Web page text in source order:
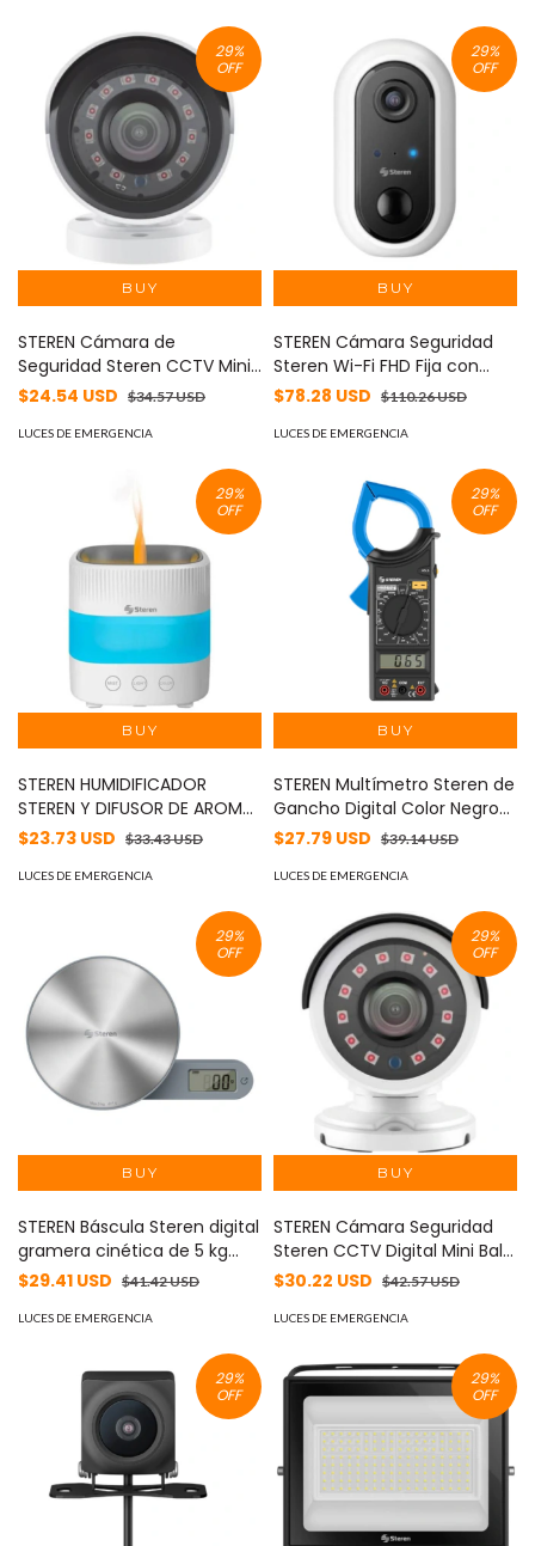
29%
OFF
STEREN Cámara de
Seguridad Steren CCTV Mini
Bala Digital Tetrahíbrida FHD
1018
$24.54 USD $34.57 USD
LUCES DE EMERGENCIA
29%
OFF
STEREN Cámara Seguridad
Steren Wi-Fi FHD Fija con
Batería Recargable Color
$78.28 USD $110.26 USD
LUCES DE EMERGENCIA
29%
OFF
STEREN HUMIDIFICADOR
STEREN Y DIFUSOR DE AROMA
DE 130ML C/EF FLAMA MOD:
$23.73 USD $33.43 USD
LUCES DE EMERGENCIA
29%
OFF
STEREN Multímetro Steren de
Gancho Digital Color Negro
MOD: MUL-100
$27.79 USD $39.14 USD
LUCES DE EMERGENCIA
29%
OFF
STEREN Báscula Steren digital
gramera cinética de 5 kg
MOD: MED-400
$29.41 USD $41.42 USD
LUCES DE EMERGENCIA
29%
OFF
STEREN Cámara Seguridad
Steren CCTV Digital Mini Bala
FHD 1080p 2MP Tetrahíbrida
$30.22 USD $42.57 USD
LUCES DE EMERGENCIA
29%
OFF
29%
OFF